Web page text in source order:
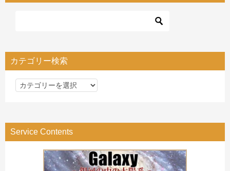
カテゴリー検索
カ
リ
ー
Service Contents